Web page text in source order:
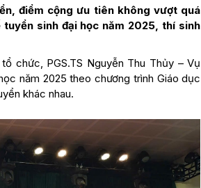
điểm cộng ưu tiên không vượt quá
sinh đại học năm 2025, thí sinh
chức, PGS.TS Nguyễn Thu Thủy – Vụ
năm 2025 theo chương trình Giáo dục
khác nhau.